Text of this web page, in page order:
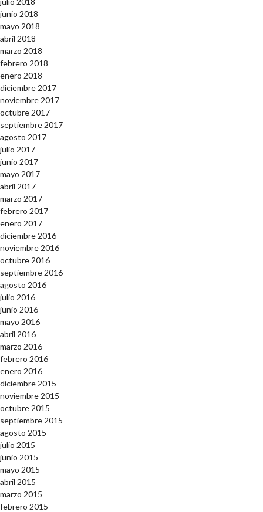
junio 2018
mayo 2018
abril 2018
marzo 2018
febrero 2018
enero 2018
diciembre 2017
noviembre 2017
octubre 2017
septiembre 2017
agosto 2017
julio 2017
junio 2017
mayo 2017
abril 2017
marzo 2017
febrero 2017
enero 2017
diciembre 2016
noviembre 2016
octubre 2016
septiembre 2016
agosto 2016
julio 2016
junio 2016
mayo 2016
abril 2016
marzo 2016
febrero 2016
enero 2016
diciembre 2015
noviembre 2015
octubre 2015
septiembre 2015
agosto 2015
julio 2015
junio 2015
mayo 2015
abril 2015
marzo 2015
febrero 2015